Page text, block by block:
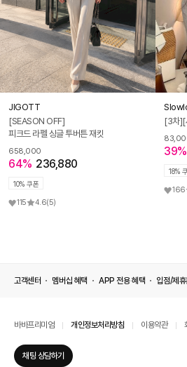
JIGOTT
[SEASON OFF]
피크드 라펠 싱글 투버튼 재킷
658,000
64% 236,880
10% 쿠폰
115 4.6(5)
39%
18%
166
고객센터 멤버십 혜택 APP 전용 혜택 입점/제휴
바바프리미엄 개인정보처리방침 이용약관
채팅 상담하기